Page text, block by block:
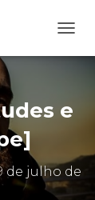
L
N
N
A
e
de julho de